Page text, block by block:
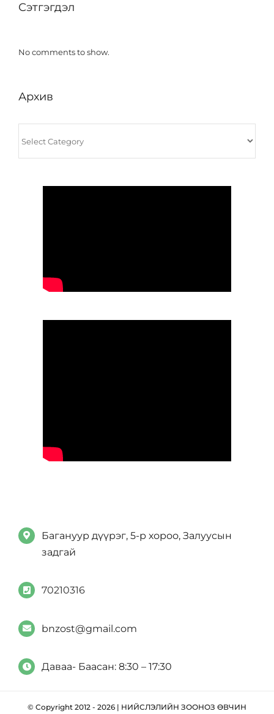
Сэтгэгдэл
No comments to show.
Архив
Багануур дүүрэг, 5-р хороо, Залуусын
задгай
70210316
bnzost@gmail.com
Даваа- Баасан: 8:30 – 17:30
© Copyright 2012 - 2026 | НИЙСЛЭЛИЙН ЗООНОЗ ӨВЧИН